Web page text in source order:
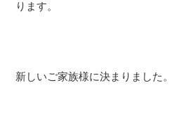
ります。
新しいご家族様に決まりました。